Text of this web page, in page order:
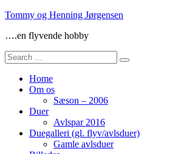
Skip
content
Tommy og Henning Jørgensen
….en flyvende hobby
Search
for:
Home
Om os
Sæson – 2006
Duer
Avlspar 2016
Duegalleri (gl. flyv/avlsduer)
Gamle avlsduer